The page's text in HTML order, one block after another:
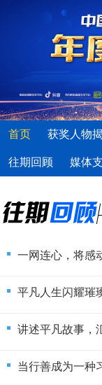
首页 获奖人物
往期回顾 媒体
一网连心，将感
平凡人生闪耀璀
讲述平凡故事，
当行善成为一种